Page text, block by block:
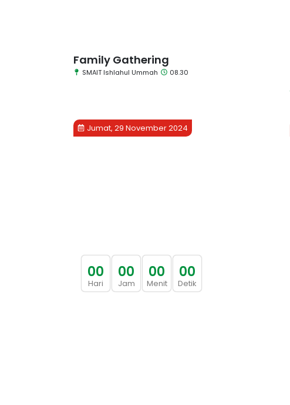
Family Gathering
SMAIT Ishlahul Ummah 08.30
Jumat, 29 November 2024
00
Hari
00
Jam
00
Menit
00
Detik